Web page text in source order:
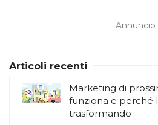
Annuncio
Articoli recenti
Marketing di
funziona e perché
trasformando